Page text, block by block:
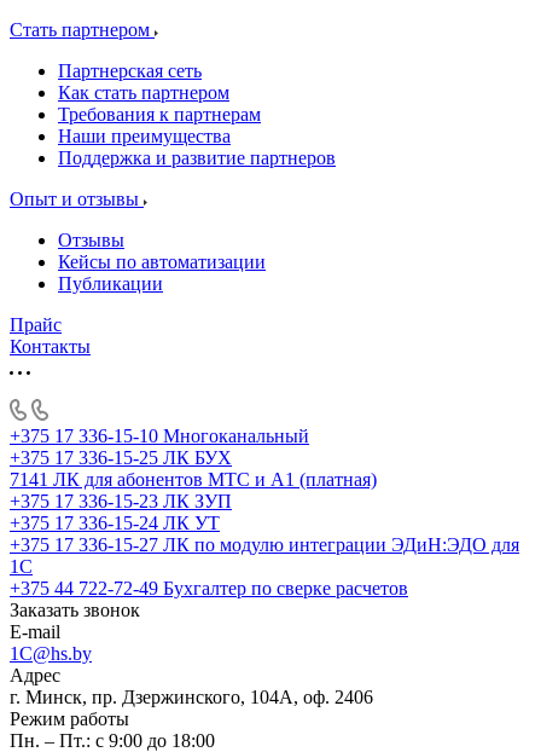
Стать партнером
Партнерская сеть
Как стать партнером
Требования к партнерам
Наши преимущества
Поддержка и развитие партнеров
Опыт и отзывы
Отзывы
Кейсы по автоматизации
Публикации
Прайс
Контакты
+375 17 336-15-10 Многоканальный
+375 17 336-15-25 ЛК БУХ
7141 ЛК для абонентов МТС и А1 (платная)
+375 17 336-15-23 ЛК ЗУП
+375 17 336-15-24 ЛК УТ
+375 17 336-15-27 ЛК по модулю интеграции ЭДиН:ЭДО для
1С
+375 44 722-72-49 Бухгалтер по сверке расчетов
Заказать звонок
E-mail
1C@hs.by
Адрес
г. Минск, пр. Дзержинского, 104А, оф. 2406
Режим работы
Пн. – Пт.: с 9:00 до 18:00